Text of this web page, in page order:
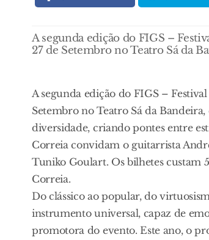
A segunda edição do FIGS –
27 de Setembro no Teatro Sá da
A segunda edição do FIGS –
Setembro no Teatro Sá da
diversidade, criando pontes entre
Correia convidam o guitarrista
Tuniko Goulart. Os bilhetes custam
Correia.
Do clássico ao popular, do
instrumento universal, capaz de
promotora do evento. Este ano, o